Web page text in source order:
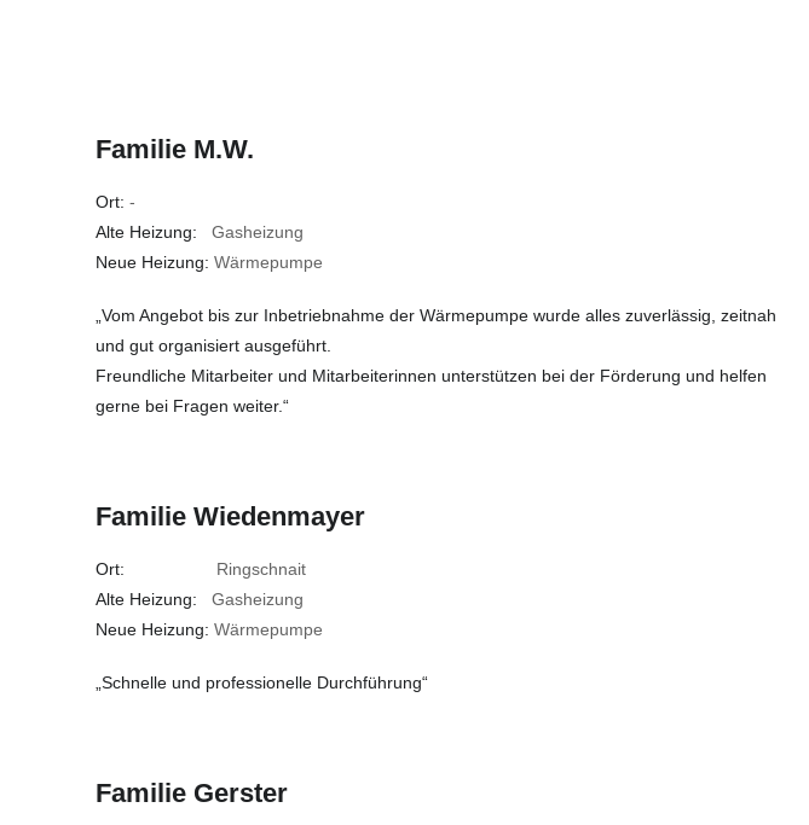
Familie M.W.
Ort: -
Alte Heizung: Gasheizung
Neue Heizung: Wärmepumpe
„Vom Angebot bis zur Inbetriebnahme der Wärmepumpe wurde alles zuverlässig, zeitnah
und gut organisiert ausgeführt.
Freundliche Mitarbeiter und Mitarbeiterinnen unterstützen bei der Förderung und helfen
gerne bei Fragen weiter.“
Familie Wiedenmayer
Ort: Ringschnait
Alte Heizung: Gasheizung
Neue Heizung: Wärmepumpe
„Schnelle und professionelle Durchführung“
Familie Gerster